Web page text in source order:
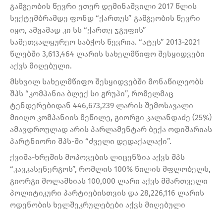
გამგეობის წევრი ეთერ დემინაშვილი 2017 წლის
სექტემბრამდე ფონდ “ქართუს” გამგეობის წევრი
იყო, ამჟამად კი სს “ქართუ ჯგუფის”
სამეთვალყურეო საბჭოს წევრია. “ატუს” 2013-2021
წლებში 3,613,464 ლარის სახელმწიფო შესყიდვები
აქვს მიღებული.
მსხვილ სახელმწიფო შესყიდვებში მონაწილეობს
შპს “კომპანია ბლექ სი გრუპი”, რომელმაც
ტენდერებიდან 446,673,239 ლარის შემოსავალი
მიიღო კომპანიის მეწილე, გიორგი კალანდაძე (25%)
ამავდროულად არის პარლამენტარ ბექა ოდიშარიას
პარტნიორი შპს-ში “ძველი დედაქალაქი”.
ქვიშა-ხრეშის მოპოვების ლიცენზია აქვს შპს
“კავკასენერგოს”, რომლის 100% წილის მფლობელს,
გიორგი მოლაშხიას 100,000 ლარი აქვს მმართველი
პოლიტიკური პარტიებისთვის და 28,226,116 ლარის
ოდენობის ხელშეკრულებები აქვს მიღებული